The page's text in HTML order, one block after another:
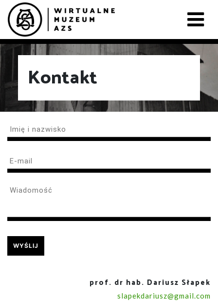
Kontakt
prof. dr hab. Dariusz Słapek
slapekdariusz@gmail.com